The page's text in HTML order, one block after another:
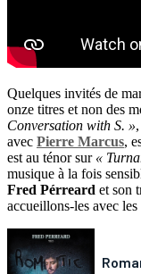
Quelques invités de
onze titres et non des
Conversation with S. »,
avec Pierre Marcus,
est au ténor sur «
musique à la fois
Fred Pérreard et son
accueillons-les avec